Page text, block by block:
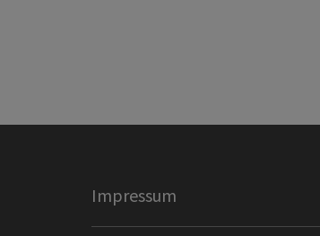
Impressum